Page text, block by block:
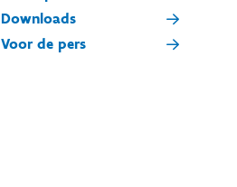
Downloads
Voor de pers